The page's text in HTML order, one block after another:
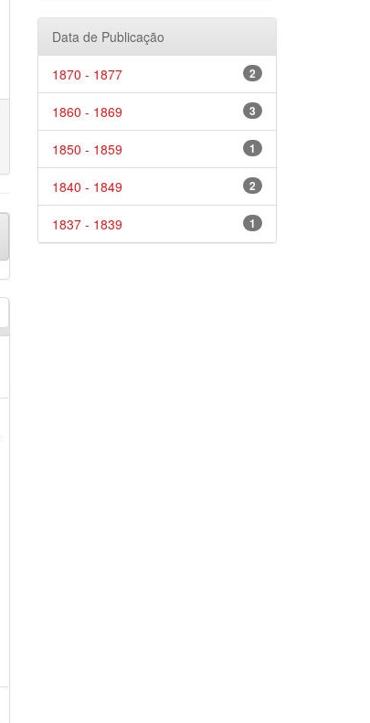
Data de Publicação
2
1870 - 1877
3
1860 - 1869
1
1850 - 1859
2
1840 - 1849
1
1837 - 1839